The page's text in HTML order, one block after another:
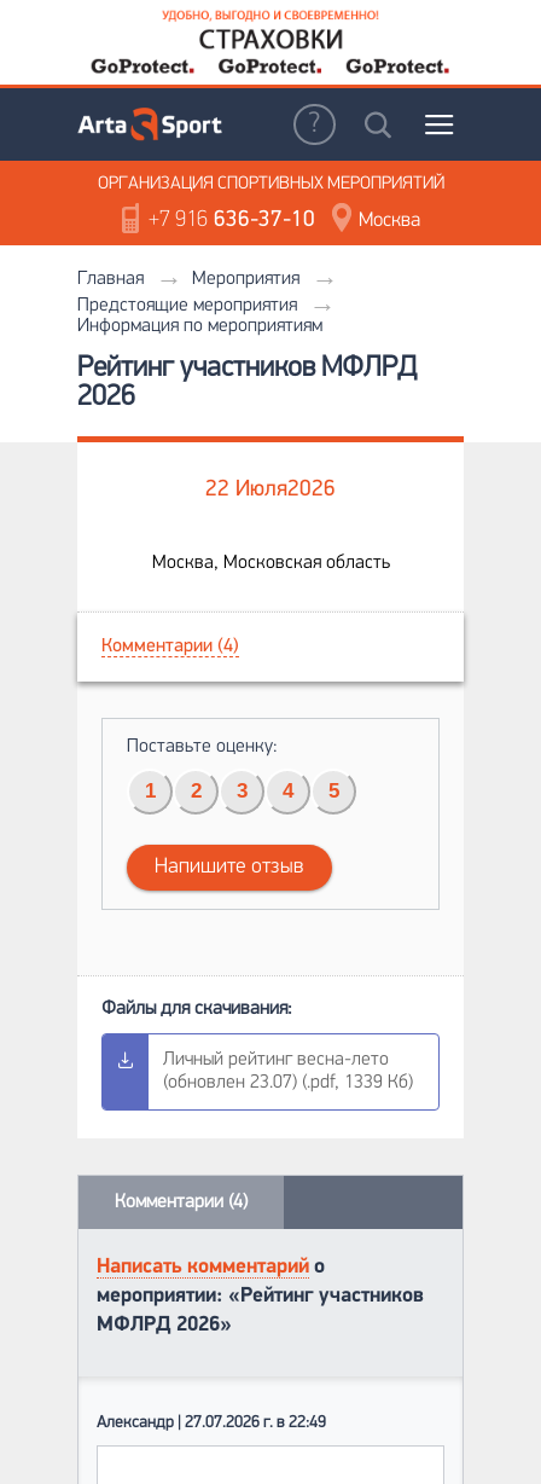
ОРГАНИЗАЦИЯ СПОРТИВНЫХ МЕРОПРИЯТИЙ
+7 916636-37-10 Москва
Главная
Мероприятия
Предстоящие мероприятия
Информация по мероприятиям
Рейтинг участников МФЛРД
2026
22 Июля2026
Москва, Московская область
Комментарии (4)
Поставьте оценку:
1 2 3 4 5
Напишите отзыв
Личный рейтинг весна-лето
(обновлен 23.07) (.pdf, 1339 Кб)
Комментарии (4)
Написать комментарий о
мероприятии: «Рейтинг участников
МФЛРД 2026»
Александр | 27.07.2026 г. в 22:49